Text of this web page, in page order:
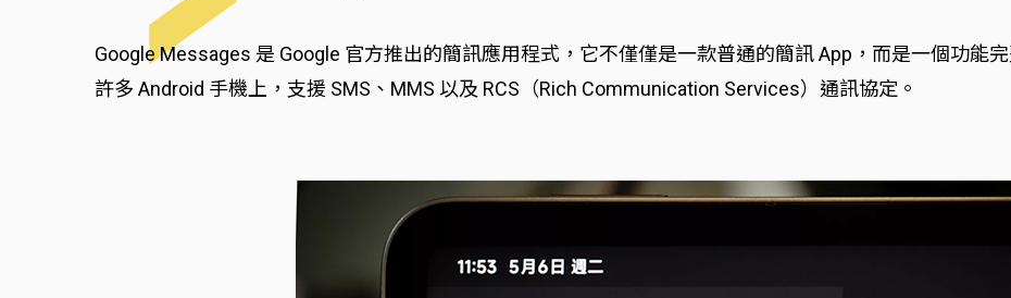
Google Messages 是 Google 官方推出的簡訊應用程式，它不僅僅是一款普通的簡訊 App，而是一個功能
許多 Android 手機上，支援 SMS、MMS 以及 RCS（Rich Communication Services）通訊協定。